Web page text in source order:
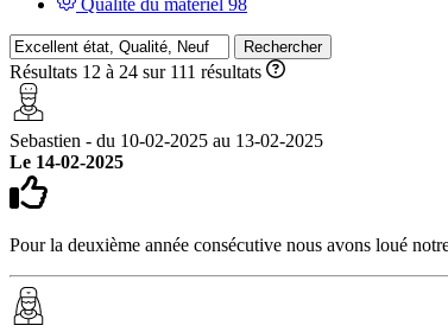
Rechercher
Résultats 12 à 24 sur 111 résultats
Sebastien - du 10-02-2025 au 13-02-2025
Le 14-02-2025
Pour la deuxième année consécutive nous avons loué